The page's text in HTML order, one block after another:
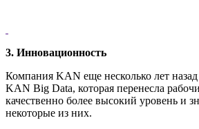
3. Инновационность
Компания KAN еще несколько лет
KAN Big Data, которая перенесла
качественно более высокий уровень и
некоторые из них.